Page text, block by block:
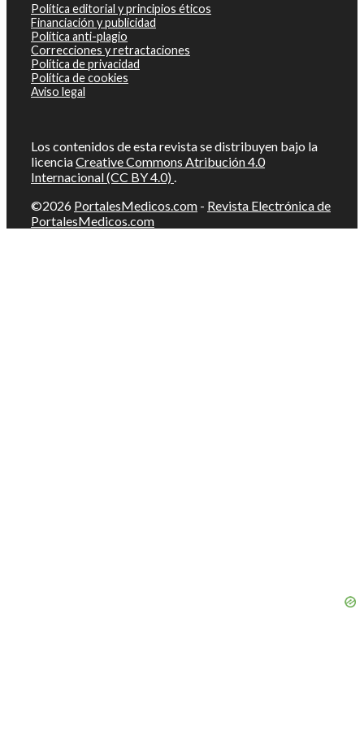
Política editorial y principios éticos
Financiación y publicidad
Política anti-plagio
Correcciones y retractaciones
Política de privacidad
Política de cookies
Aviso legal
Los contenidos de esta revista se distribuyen bajo la
licenciaCreative Commons Atribución 4.0
Internacional (CC BY 4.0) .
©2026 PortalesMedicos.com - Revista Electrónica de
PortalesMedicos.com